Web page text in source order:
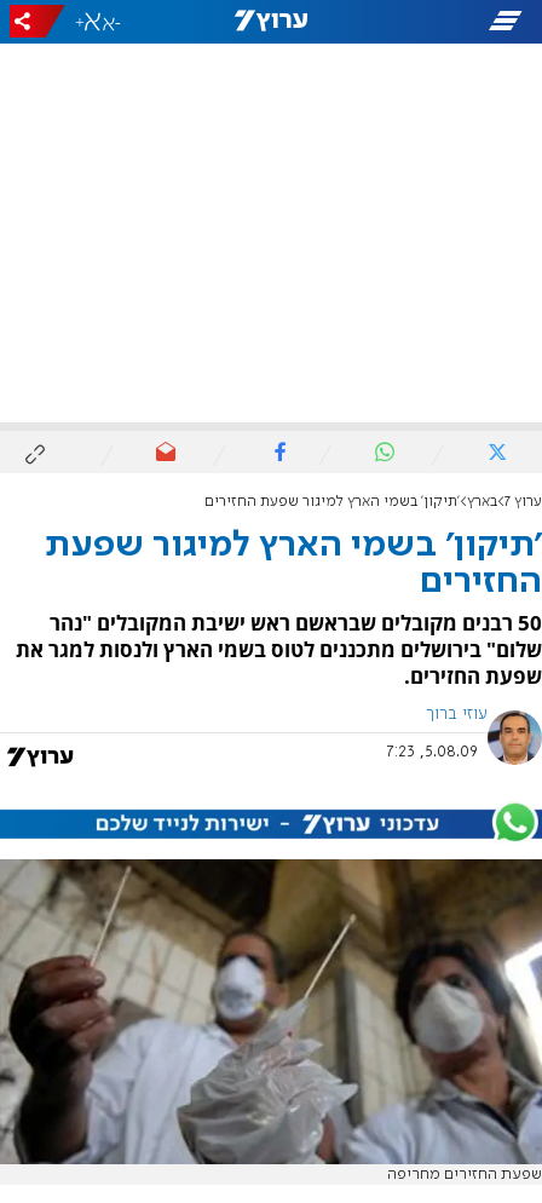
-
+
ערוץ 7 בארץ 'תיקון' בשמי הארץ למיגור שפעת החזירים
'תיקון' בשמי הארץ למיגור שפעת
החזירים
50 רבנים מקובלים שבראשם ראש ישיבת המקובלים "נהר
שלום" בירושלים מתכננים לטוס בשמי הארץ ולנסות למגר את
שפעת החזירים.
עוזי ברוך
5.08.09, 7:23
שפעת החזירים מחריפה